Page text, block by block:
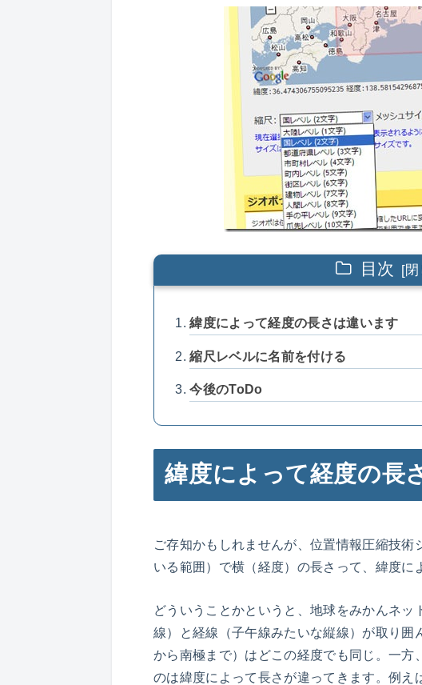
目次
緯度によって経度の長さは違います
縮尺レベルに名前を付ける
今後のToDo
緯度によって経度の長
ご存知かもしれませんが、位置情報圧縮技術
いる範囲）で横（経度）の長さって、緯度に
どういうことかというと、地球をみかんネ
線）と経線（子午線みたいな縦線）が取り囲
から南極まで）はどこの経度でも同じ。一方
のは緯度によって長さが違ってきます。例え